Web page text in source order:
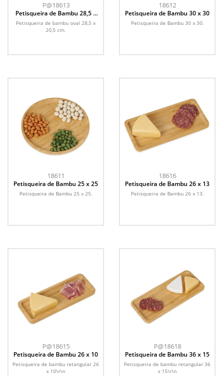
P@18613
Petisqueira de Bambu 28,5 x
20,5
Petisqueira de bambu oval 28,5 x
20,5 cm.
18612
Petisqueira de Bambu 30 x 30
Petisqueira de Bambu 30 x 30.
18611
Petisqueira de Bambu 25 x 25
Petisqueira de Bambu 25 x 25.
18616
Petisqueira de Bambu 26 x 13
Petisqueira de Bambu 26 x 13.
P@18615
Petisqueira de Bambu 26 x 10
Petisqueira de bambu retangular 26
x 10\r\n
P@18618
Petisqueira de Bambu 36 x 15
Petisqueira de bambu retangular 36
x 15\r\n